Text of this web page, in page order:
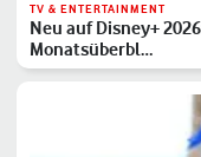
TV & ENTERTAINMENT
Neu auf Disney+
Monatsüberbl…